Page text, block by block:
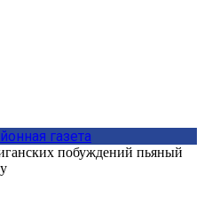
газета
побуждений пьяный